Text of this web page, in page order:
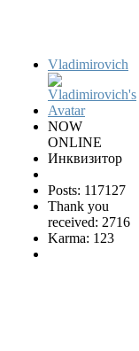
Vladimirovich
NOW
ONLINE
Инквизитор
Posts: 117127
Thank you
received: 2716
Karma: 123